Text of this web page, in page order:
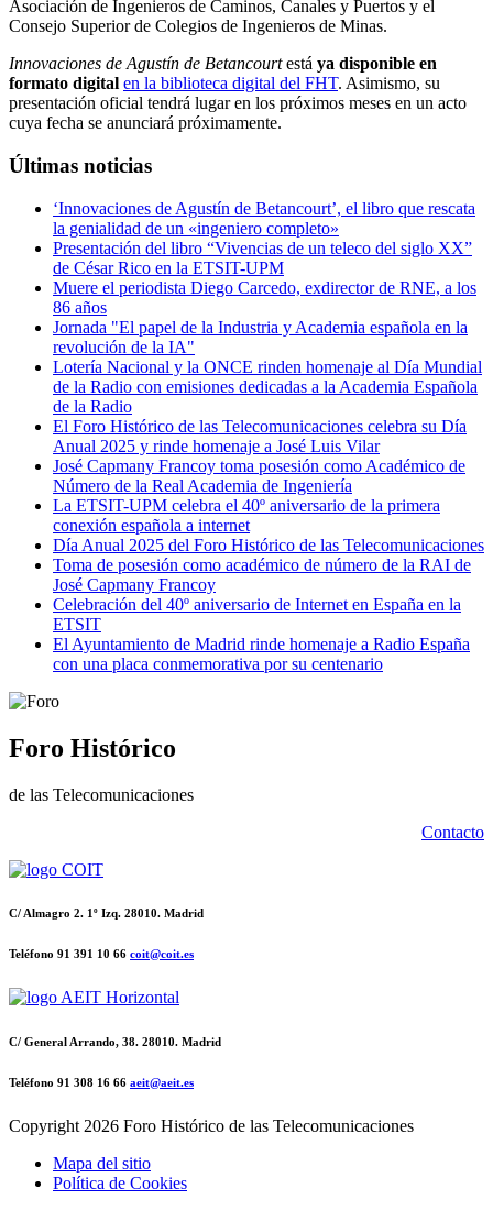
Asociación de Ingenieros de Caminos, Canales y Puertos y el
Consejo Superior de Colegios de Ingenieros de Minas.
Innovaciones de Agustín de Betancourtestá ya disponible en
formato digital en la biblioteca digital del FHT. Asimismo, su
presentación oficial tendrá lugar en los próximos meses en un acto
cuya fecha se anunciará próximamente.
Últimas noticias
‘Innovaciones de Agustín de Betancourt’, el libro que rescata
la genialidad de un «ingeniero completo»
Presentación del libro “Vivencias de un teleco del siglo XX”
de César Rico en la ETSIT-UPM
Muere el periodista Diego Carcedo, exdirector de RNE, a los
86 años
Jornada "El papel de la Industria y Academia española en la
revolución de la IA"
Lotería Nacional y la ONCE rinden homenaje al Día Mundial
de la Radio con emisiones dedicadas a la Academia Española
de la Radio
El Foro Histórico de las Telecomunicaciones celebra su Día
Anual 2025 y rinde homenaje a José Luis Vilar
José Capmany Francoy toma posesión como Académico de
Número de la Real Academia de Ingeniería
La ETSIT-UPM celebra el 40º aniversario de la primera
conexión española a internet
Día Anual 2025 del Foro Histórico de las Telecomunicaciones
Toma de posesión como académico de número de la RAI de
José Capmany Francoy
Celebración del 40º aniversario de Internet en España en la
ETSIT
El Ayuntamiento de Madrid rinde homenaje a Radio España
con una placa conmemorativa por su centenario
Foro Histórico
de las Telecomunicaciones
Contacto
C/ Almagro 2. 1º Izq. 28010. Madrid
Teléfono 91 391 10 66 coit@coit.es
C/ General Arrando, 38. 28010. Madrid
Teléfono 91 308 16 66 aeit@aeit.es
Copyright 2026 Foro Histórico de las Telecomunicaciones
Mapa del sitio
Política de Cookies